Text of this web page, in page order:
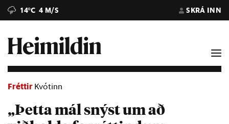
14°C 4 M/S SKRÁ INN
Fréttir Kvótinn
„Þetta mál snýst um að